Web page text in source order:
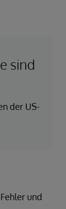
sind
der US-
und